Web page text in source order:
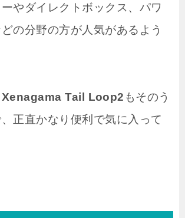
やダイレクトボックス、パワ
の分野の方が人気があるよう
Xenagama Tail Loop2 もそのう
正直かなり便利で気に入って